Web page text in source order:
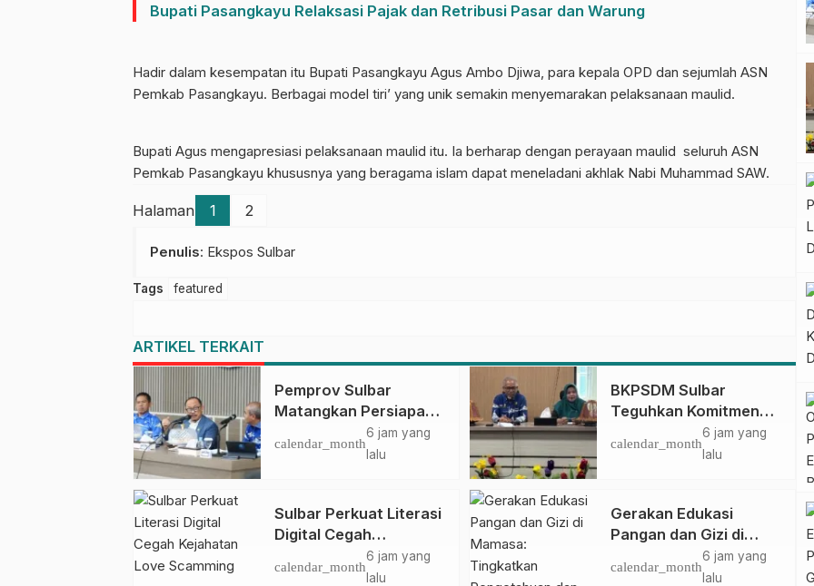
Bupati Pasangkayu Relaksasi Pajak dan Retribusi Pasar dan Warung
Hadir dalam kesempatan itu Bupati Pasangkayu Agus Ambo Djiwa, para kepala OPD dan sejumlah ASN
Pemkab Pasangkayu. Berbagai model tiri’ yang unik semakin menyemarakan pelaksanaan maulid.
Bupati Agus mengapresiasi pelaksanaan maulid itu. Ia berharap dengan perayaan maulid seluruh ASN
Pemkab Pasangkayu khususnya yang beragama islam dapat meneladani akhlak Nabi Muhammad SAW.
Halaman 1 2
Penulis: Ekspos Sulbar
Tags featured
ARTIKEL TERKAIT
Pemprov Sulbar
Matangkan Persiapan
HUT Ke-81 RI, Puncak
Upacara di Lapangan
calendar_month
6 jam yang
lalu
BKPSDM Sulbar
Teguhkan Komitmen
Pengembangan
Kompetensi ASN
Perjanjian Tugas
Belajar 2026
calendar_month
6 jam yang
lalu
Sulbar Perkuat Literasi
Digital Cegah
Kejahatan Love
Scamming
calendar_month
6 jam yang
lalu
Gerakan Edukasi
Pangan dan Gizi di
Mamasa: Tingkatkan
Pengetahuan dan
calendar_month
6 jam yang
lalu